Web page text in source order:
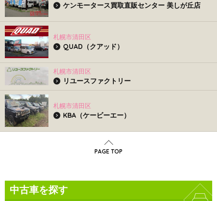
ケンモータース買取直販センター 美しが丘店
札幌市清田区
QUAD（クアッド）
札幌市清田区
リユースファクトリー
札幌市清田区
KBA（ケービーエー）
PAGE TOP
中古車を探す